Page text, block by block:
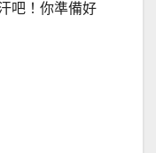
吧！你準備好